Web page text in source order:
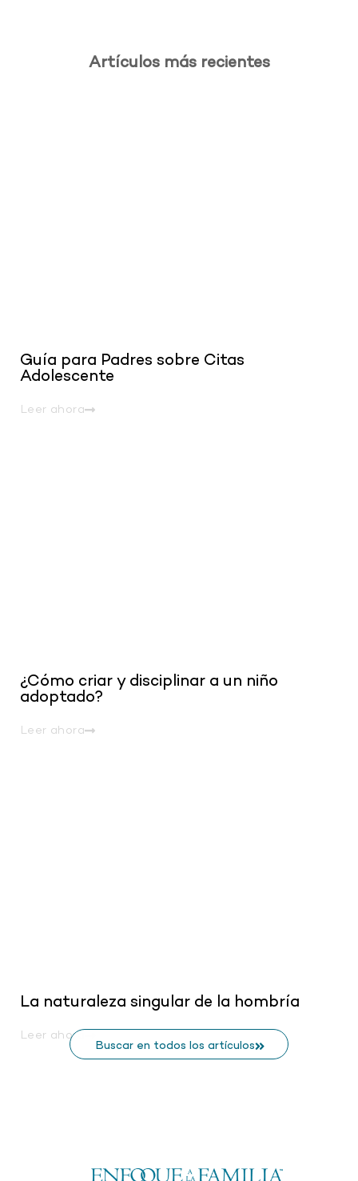
Artículos más recientes
Guía para Padres sobre Citas
Adolescente
Leer ahora
¿Cómo criar y disciplinar a un niño
adoptado?
Leer ahora
La naturaleza singular de la hombría
Leer ahora
Buscar en todos los artículos